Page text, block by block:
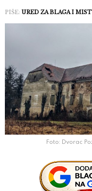
PIŠE: URED ZA BLAGA I
Foto: Dvorac